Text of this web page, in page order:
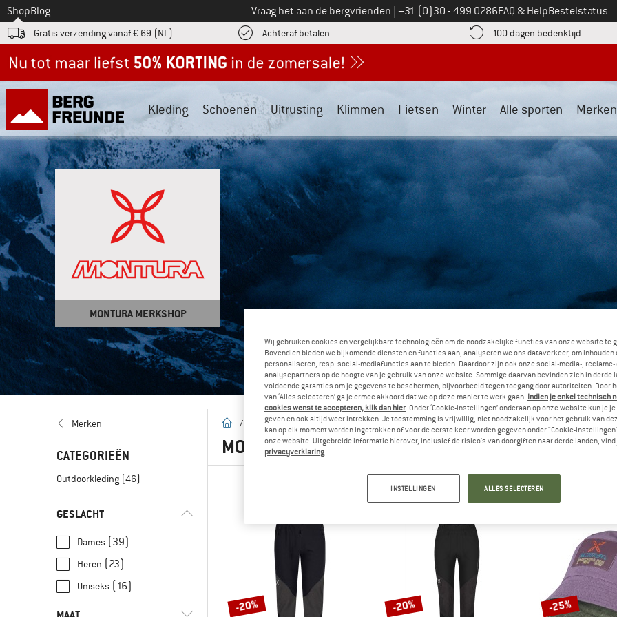
Naar
ShopBlog Vraag het aan de bergvrienden Bel ons op
+31 (0)30 - 499 0286FAQ & HelpBestelstatus
Gratis verzending vanaf € 69 (NL) Achteraf betalen vind de betalingsinformatie hier! Opent in een infovak
100 dagen bedenktijd Vind
Kleding Schoenen Uitrusting Klimmen Fietsen Winter Alle sporten Merken
MONTURA MERKSHOP
Merken
CATEGORIEËN
Outdoorkleding (46)
GESLACHT
Dames (39)
Heren (23)
Uniseks (16)
Startpagina
/ Merken / Montura
MONTURA(46)
-20% -20% -25%
Wij gebruiken cookies en vergelijkbare technologieën om de noodzakelijke functies van onze website te
Bovendien bieden we bijkomende diensten en functies aan, analyseren we ons dataverkeer, om inhouden
personaliseren, resp. social-mediafuncties aan te bieden. Daardoor zijn ook onze social-media-, reclame-
analysepartners op de hoogte van je gebruik van onze website. Sommige daarvan bevinden zich in derde
voldoende garanties om je gegevens te beschermen, bijvoorbeeld tegen toegang door autoriteiten. Door
van ‘Alles selecteren’ ga je ermee akkoord dat we op deze manier te werk gaan. Indien je enkel technisch
cookies wenst te accepteren, klik dan hier. Onder ‘Cookie-instellingen’ onderaan op onze website kun je
geven en ook altijd weer intrekken. Je toestemming is vrijwillig, niet noodzakelijk voor het gebruik van
kan op elk moment worden ingetrokken of voor de eerste keer worden gegeven onder "Cookie-
onze website. Uitgebreide informatie hierover, inclusief de risico's van doorgiften naar derde landen, vind
privacyverklaring.
INSTELLINGEN ALLES SELECTEREN